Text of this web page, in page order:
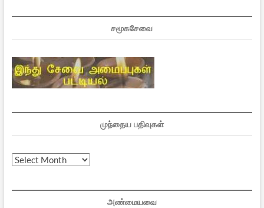
சமூகசேவை
முந்தைய பதிவுகள்
முந்தைய
அண்மையவை